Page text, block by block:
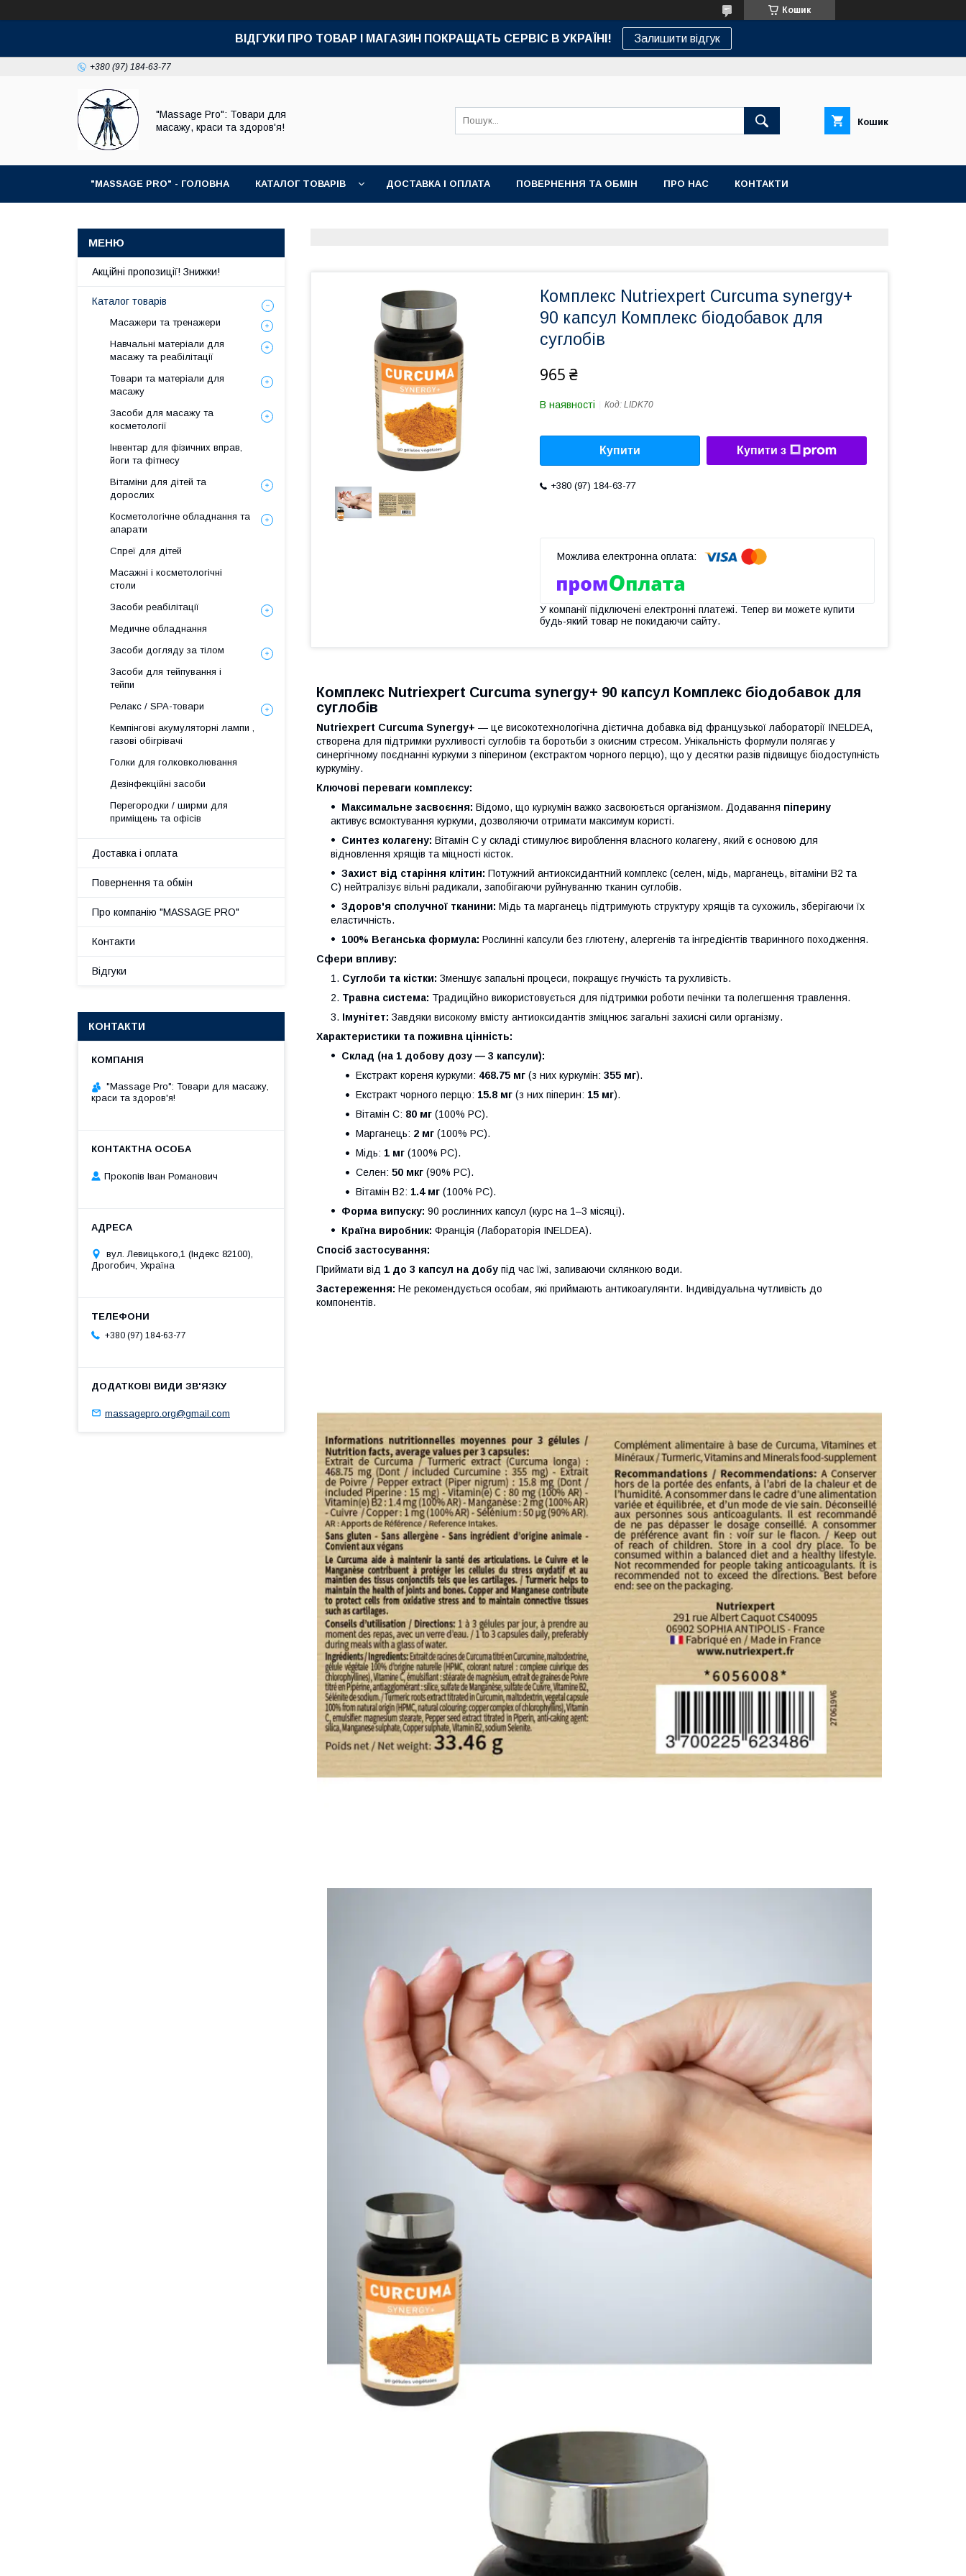
Кошик
ВІДГУКИ ПРО ТОВАР І МАГАЗИН ПОКРАЩАТЬ СЕРВІС В УКРАЇНІ! Залишити відгук
+380 (97) 184-63-77
"Massage Pro": Товари для
масажу, краси та здоров'я!
Кошик
"MASSAGE PRO" - ГОЛОВНА КАТАЛОГ ТОВАРІВ ДОСТАВКА І ОПЛАТА ПОВЕРНЕННЯ ТА ОБМІН ПРО НАС КОНТАКТИ
Комплекс Nutriexpert Curcuma synergy+
90 капсул Комплекс біодобавок для
суглобів
965 ₴
В наявності Код: LIDK70
Купити Купити з
+380 (97) 184-63-77
У компанії підключені електронні платежі. Тепер ви можете купити
будь-який товар не покидаючи сайту.
Комплекс Nutriexpert Curcuma synergy+ 90 капсул Комплекс біодобавок для
суглобів
Nutriexpert Curcuma Synergy+ — це високотехнологічна дієтична добавка від французької лабораторії INELDEA,
створена для підтримки рухливості суглобів та боротьби з окисним стресом. Унікальність формули полягає у
синергічному поєднанні куркуми з піперином (екстрактом чорного перцю), що у десятки разів підвищує біодоступність
куркуміну.
Ключові переваги комплексу:
Максимальне засвоєння: Відомо, що куркумін важко засвоюється організмом. Додавання піперину
активує всмоктування куркуми, дозволяючи отримати максимум користі.
Синтез колагену: Вітамін С у складі стимулює вироблення власного колагену, який є основою для
відновлення хрящів та міцності кісток.
Захист від старіння клітин: Потужний антиоксидантний комплекс (селен, мідь, марганець, вітаміни B2 та
С) нейтралізує вільні радикали, запобігаючи руйнуванню тканин суглобів.
Здоров'я сполучної тканини: Мідь та марганець підтримують структуру хрящів та сухожиль, зберігаючи їх
еластичність.
100% Веганська формула: Рослинні капсули без глютену, алергенів та інгредієнтів тваринного походження.
Сфери впливу:
Суглоби та кістки: Зменшує запальні процеси, покращує гнучкість та рухливість.
Травна система: Традиційно використовується для підтримки роботи печінки та полегшення травлення.
Імунітет: Завдяки високому вмісту антиоксидантів зміцнює загальні захисні сили організму.
Характеристики та поживна цінність:
Склад (на 1 добову дозу — 3 капсули):
Екстракт кореня куркуми: 468.75 мг (з них куркумін: 355 мг).
Екстракт чорного перцю: 15.8 мг (з них піперин: 15 мг).
Вітамін С: 80 мг (100% РС).
Марганець: 2 мг (100% РС).
Мідь: 1 мг (100% РС).
Селен: 50 мкг (90% РС).
Вітамін B2: 1.4 мг (100% РС).
Форма випуску: 90 рослинних капсул (курс на 1–3 місяці).
Країна виробник: Франція (Лабораторія INELDEA).
Спосіб застосування:
Приймати від 1 до 3 капсул на добу під час їжі, запиваючи склянкою води.
Застереження: Не рекомендується особам, які приймають антикоагулянти. Індивідуальна чутливість до
компонентів.
Акційні пропозиції! Знижки!
Каталог товарів
Масажери та тренажери
Навчальні матеріали для
масажу та реабілітації
Товари та матеріали для
масажу
Засоби для масажу та
косметології
Інвентар для фізичних вправ,
йоги та фітнесу
Вітаміни для дітей та
дорослих
Косметологічне обладнання та
апарати
Спреї для дітей
Масажні і косметологічні
столи
Засоби реабілітації
Медичне обладнання
Засоби догляду за тілом
Засоби для тейпування і
тейпи
Релакс / SPA-товари
Кемпінгові акумуляторні лампи ,
газові обігрівачі
Голки для голковколювання
Дезінфекційні засоби
Перегородки / ширми для
приміщень та офісів
Доставка і оплата
Повернення та обмін
Про компанію "MASSAGE PRO"
Контакти
Відгуки
КОНТАКТИ
"Massage Pro": Товари для масажу,
краси та здоров'я!
Прокопів Іван Романович
вул. Левицького,1 (Індекс 82100),
Дрогобич, Україна
+380 (97) 184-63-77
massagepro.org@gmail.com